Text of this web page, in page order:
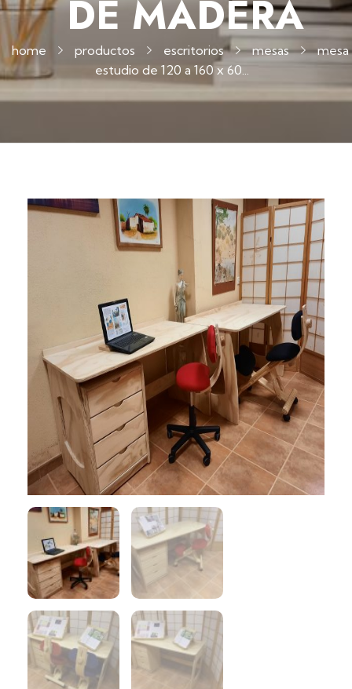
home productos escritorios mesas
mesa
estudio de 120 a 160 x 60...
DE MADERA